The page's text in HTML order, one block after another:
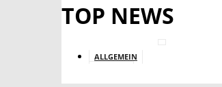
TOP NEWS
ALLGEMEIN
CORNING